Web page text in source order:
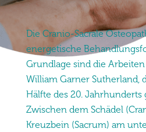
DieCranio-Sacrale
energetische
Grundlage sind die
William Garner Sutherland,
Hälfte des 20. Jahrhunderts
Zwischen dem Schädel
Kreuzbein (Sacrum) am